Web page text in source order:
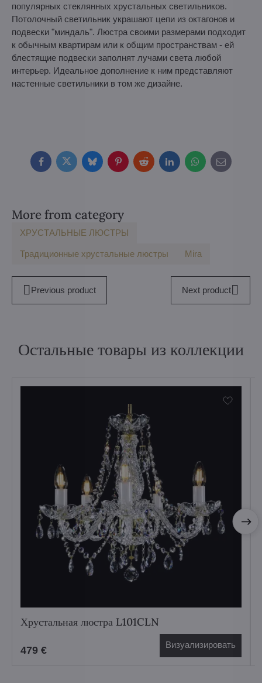
популярных стеклянных хрустальных светильников.
Потолочный светильник украшают цепи из октагонов и
подвески "миндаль". Люстра своими размерами подходит
к обычным квартирам или к общим пространствам - ей
блестящие подвески заполнят лучами света любой
интерьер. Идеальное дополнение к ним представляют
настенные светильники в том же дизайне.
FacebookTwitterBlueskyPinterestRedditLinkedInWhatsApp
E-
mail
More from category
ХРУСТАЛЬНЫЕ ЛЮСТРЫ
Традиционные хрустальные люстры Mira
Previous product Next product
Остальные товары из коллекции
Хрустальная люстра L101CLN
479 € Визуализировать